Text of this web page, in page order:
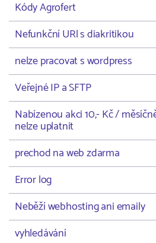
Kódy Agrofert
Nefunkční URl s diakritikou
nelze pracovat s wordpress
Veřejné IP a SFTP
Nabízenou akci 10,- Kč /
nelze uplatnit
prechod na web zdarma
Error log
Neběží webhosting ani emaily
vyhledávání